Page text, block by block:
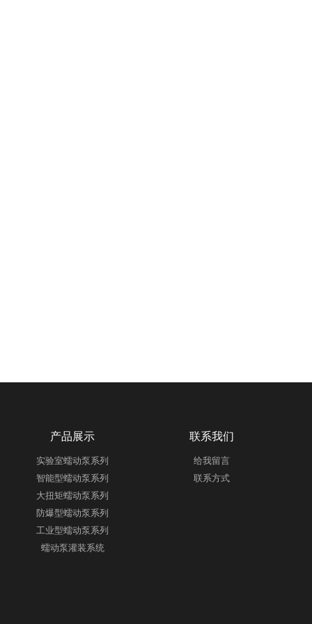
产品展示
实验室蠕动泵系列
智能型蠕动泵系列
大扭矩蠕动泵系列
防爆型蠕动泵系列
工业型蠕动泵系列
蠕动泵灌装系统
联系我们
给我留言
联系方式